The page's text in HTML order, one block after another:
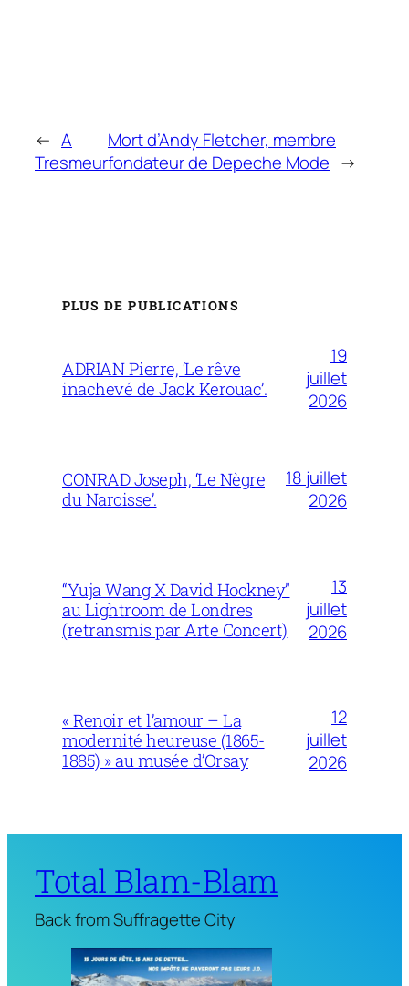
← A
Tresmeur
Mort d’Andy Fletcher, membre
fondateur de Depeche Mode →
PLUS DE PUBLICATIONS
ADRIAN Pierre, ‘Le rêve
inachevé de Jack Kerouac’.
19
juillet
2026
CONRAD Joseph, ‘Le Nègre
du Narcisse’.
18 juillet
2026
“Yuja Wang X David Hockney”
au Lightroom de Londres
(retransmis par Arte Concert)
13
juillet
2026
« Renoir et l’amour – La
modernité heureuse (1865-
1885) » au musée d’Orsay
12
juillet
2026
Total Blam-Blam
Back from Suffragette City